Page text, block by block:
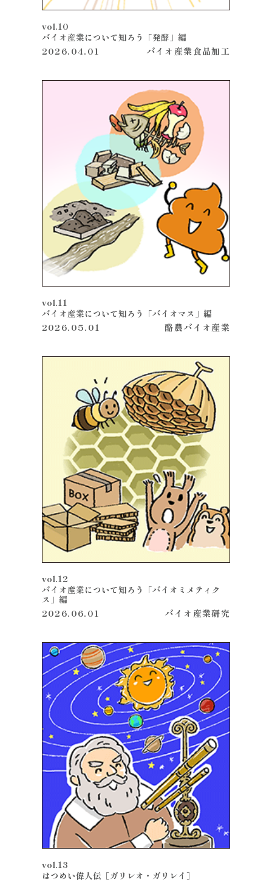
vol.10
バイオ産業について知ろう「発酵」編
2026.04.01
バイオ産業 食品加工
vol.11
バイオ産業について知ろう「バイオマス」編
2026.05.01
酪農バイオ産業
vol.12
バイオ産業について知ろう「バイオミメティク
ス」編
2026.06.01
バイオ産業研究
vol.13
はつめい偉人伝［ガリレオ・ガリレイ］